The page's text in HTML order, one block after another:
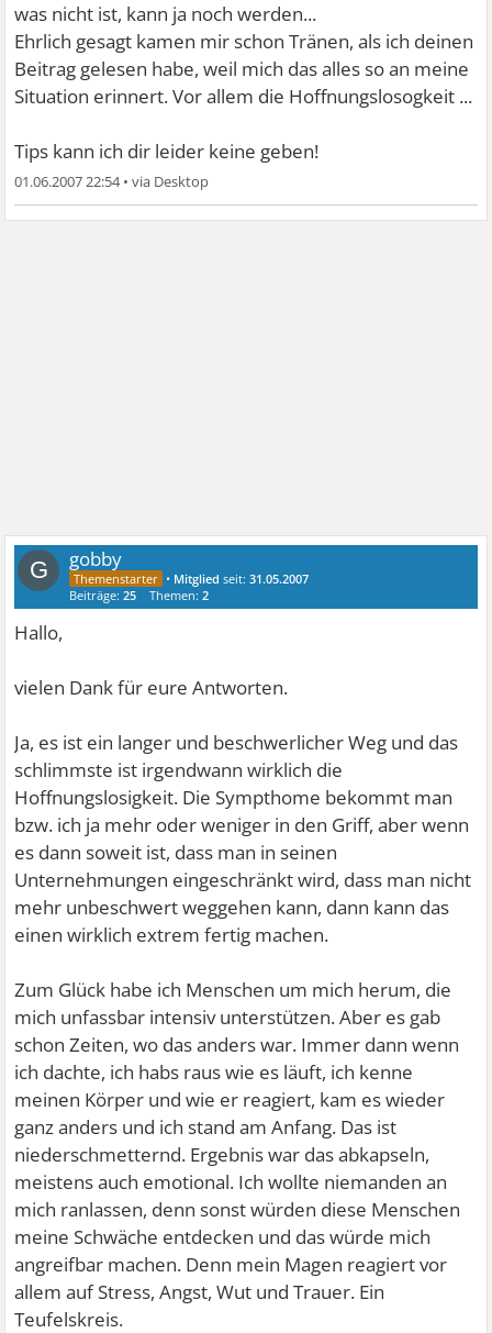
was nicht ist, kann ja noch werden...
Ehrlich gesagt kamen mir schon Tränen, als ich deinen
Beitrag gelesen habe, weil mich das alles so an meine
Situation erinnert. Vor allem die Hoffnungslosogkeit ...
Tips kann ich dir leider keine geben!
01.06.2007 22:54•
G gobby
• Mitglied seit:31.05.2007
Beiträge:25 Themen:2
Hallo,
vielen Dank für eure Antworten.
Ja, es ist ein langer und beschwerlicher Weg und das
schlimmste ist irgendwann wirklich die
Hoffnungslosigkeit. Die Sympthome bekommt man
bzw. ich ja mehr oder weniger in den Griff, aber wenn
es dann soweit ist, dass man in seinen
Unternehmungen eingeschränkt wird, dass man nicht
mehr unbeschwert weggehen kann, dann kann das
einen wirklich extrem fertig machen.
Zum Glück habe ich Menschen um mich herum, die
mich unfassbar intensiv unterstützen. Aber es gab
schon Zeiten, wo das anders war. Immer dann wenn
ich dachte, ich habs raus wie es läuft, ich kenne
meinen Körper und wie er reagiert, kam es wieder
ganz anders und ich stand am Anfang. Das ist
niederschmetternd. Ergebnis war das abkapseln,
meistens auch emotional. Ich wollte niemanden an
mich ranlassen, denn sonst würden diese Menschen
meine Schwäche entdecken und das würde mich
angreifbar machen. Denn mein Magen reagiert vor
allem auf Stress, Angst, Wut und Trauer. Ein
Teufelskreis.